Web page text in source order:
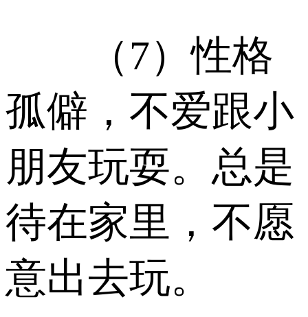
（7）性格
孤僻，不爱跟小
朋友玩耍。总是
待在家里，不愿
意出去玩。